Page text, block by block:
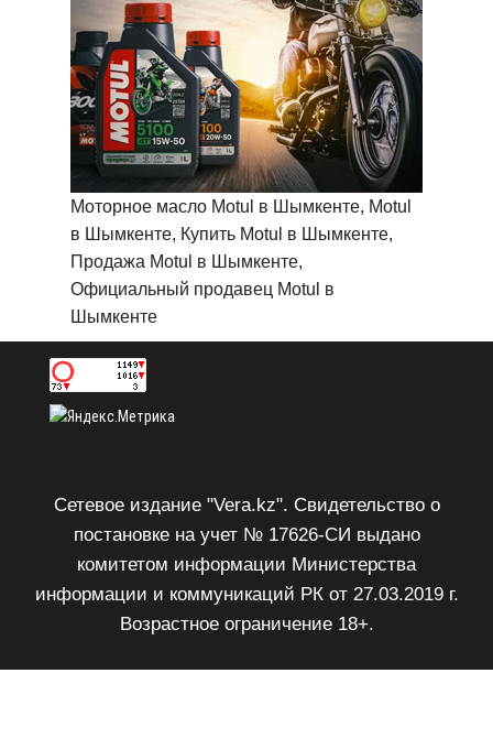
Моторное масло Motul в Шымкенте, Motul
в Шымкенте, Купить Motul в Шымкенте,
Продажа Motul в Шымкенте,
Официальный продавец Motul в
Шымкенте
Сетевое издание "Vera.kz". Свидетельство о
постановке на учет № 17626-СИ выдано
комитетом информации Министерства
информации и коммуникаций РК от 27.03.2019 г.
Возрастное ограничение 18+.